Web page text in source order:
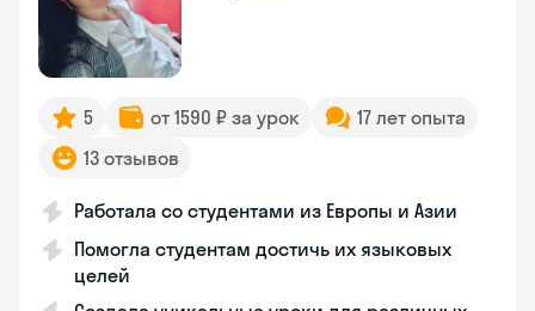
5 от 1590 ₽ за урок
17 лет опыта
13 отзывов
Работала со студентами из Европы и Азии
Помогла студентам достичь их языковых
целей